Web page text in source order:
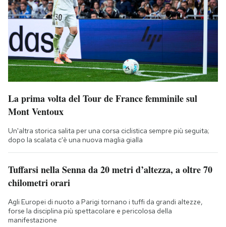
La prima volta del Tour de France femminile sul
Mont Ventoux
Un'altra storica salita per una corsa ciclistica sempre più seguita;
dopo la scalata c'è una nuova maglia gialla
Tuffarsi nella Senna da 20 metri d’altezza, a oltre 70
chilometri orari
Agli Europei di nuoto a Parigi tornano i tuffi da grandi altezze,
forse la disciplina più spettacolare e pericolosa della
manifestazione